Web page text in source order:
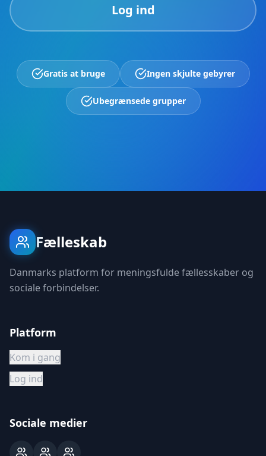
Log ind
Gratis at bruge Ingen skjulte gebyrer
Ubegrænsede grupper
Fælleskab
Danmarks platform for meningsfulde fællesskaber og
sociale forbindelser.
Platform
Kom i gang
Log ind
Sociale medier